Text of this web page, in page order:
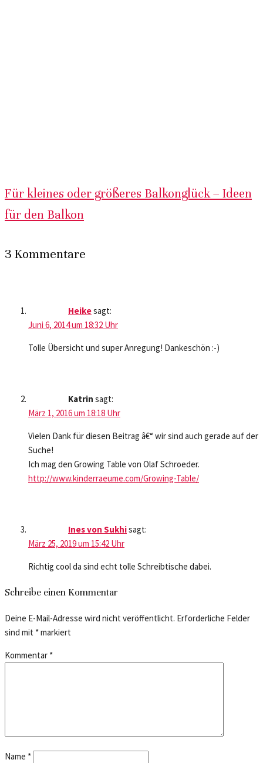
Für kleines oder größeres Balkonglück – Ideen
für den Balkon
3 Kommentare
Heikesagt:
Juni 6, 2014 um 18:32 Uhr
Tolle Übersicht und super Anregung! Dankeschön :-)
Katrin sagt:
März 1, 2016 um 18:18 Uhr
Vielen Dank für diesen Beitrag â€“ wir sind auch gerade auf der
Suche!
Ich mag den Growing Table von Olaf Schroeder.
http://www.kinderraeume.com/Growing-Table/
Ines von Sukhisagt:
März 25, 2019 um 15:42 Uhr
Richtig cool da sind echt tolle Schreibtische dabei.
Schreibe einen Kommentar
Deine E-Mail-Adresse wird nicht veröffentlicht. Erforderliche Felder
sind mit *markiert
Kommentar *
Name *